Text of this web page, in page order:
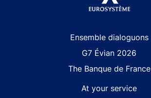
Ensemble dialoguons
G7 Évian 2026
The Banque de France
At your service